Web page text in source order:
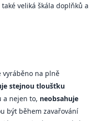
veliká škála doplňků a
vyráběno na plně
stejnou tloušťku
a nejen to, neobsahuje
být během zavařování